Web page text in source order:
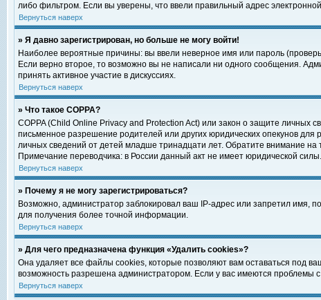
либо фильтром. Если вы уверены, что ввели правильный адрес
Вернуться наверх
» Я давно зарегистрирован, но больше не могу войти!
Наиболее вероятные причины: вы ввели неверное имя или пароль
Если верно второе, то возможно вы не написали ни одного сообщения.
принять активное участие в дискуссиях.
Вернуться наверх
» Что такое COPPA?
COPPA (Child Online Privacy and Protection Act) или закон о защите
письменное разрешение родителей или других юридических опекунов
личных сведений от детей младше тринадцати лет. Обратите внимание
Примечание переводчика: в России данный акт не имеет юридической силы.
Вернуться наверх
» Почему я не могу зарегистрироваться?
Возможно, администратор заблокировал ваш IP-адрес или запретил имя,
для получения более точной информации.
Вернуться наверх
» Для чего предназначена функция «Удалить cookies»?
Она удаляет все файлы cookies, которые позволяют вам оставаться под
возможность разрешена администратором. Если у вас имеются
Вернуться наверх